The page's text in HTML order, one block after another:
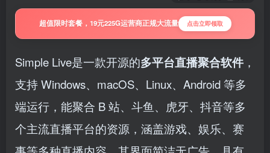
超值限时套餐，19元225G运营商正规大流量 点击立即领取
Simple Live是一款开源的多平台直播聚合软件 ，
支持 Windows、macOS、Linux、Android 等多
端运行，能聚合 B 站、斗鱼、虎牙、抖音等多
个主流直播平台的资源，涵盖游戏、娱乐、赛